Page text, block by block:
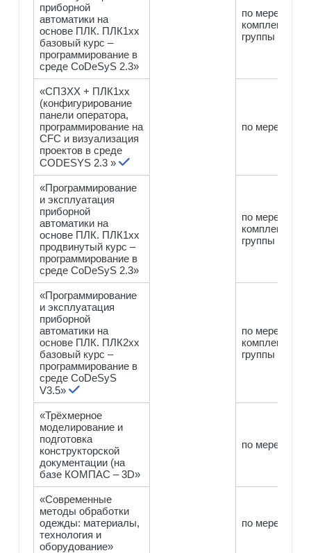
приборной
автоматики на
основе ПЛК. ПЛК1хх
базовый курс –
программирование в
среде CoDeSyS 2.3»
по мере
группы
«СПЗХХ + ПЛК1хх
(конфигурирование
панели оператора,
программирование на
CFC и визуализация
проектов в среде
CODESYS 2.3 »
по мере
«Программирование
и эксплуатация
приборной
автоматики на
основе ПЛК. ПЛК1хх
продвинутый курс –
программирование в
среде CoDeSyS 2.3»
по мере
группы
«Программирование
и эксплуатация
приборной
автоматики на
основе ПЛК. ПЛК2хх
базовый курс –
программирование в
среде CoDeSyS
V3.5»
по мере
группы
«Трёхмерное
моделирование и
подготовка
конструкторской
документации (на
базе КОМПАС – 3D»
по мере
«Современные
методы обработки
одежды: материалы,
технология и
оборудование»
по мере